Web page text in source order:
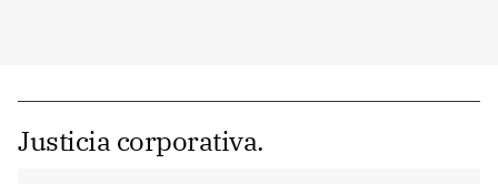
Justicia corporativa.